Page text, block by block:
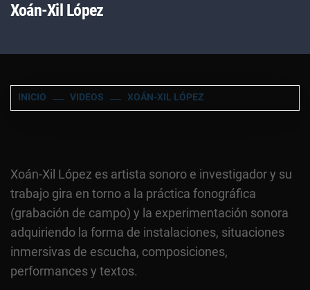
Xoán-Xil López
INICIO VIDEOS XOÁN-XIL LÓPEZ
Xoán-Xil López es artista sonoro e investigador y su
trabajo gira en torno a la práctica fonográfica
(grabación de campo) y la experimentación sonora
adquiriendo la forma de instalaciones, situaciones
inmersivas de escucha, composiciones,
performances y textos.